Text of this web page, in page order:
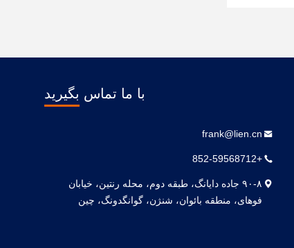
با ما تماس بگیرید
frank@lien.cn
+852-59568712
۹۰-۸ جاده دایانگ، طبقه دوم، محله رنتین، خیابان
فوهای، منطقه بائوان، شنژن، گوانگدونگ، چین